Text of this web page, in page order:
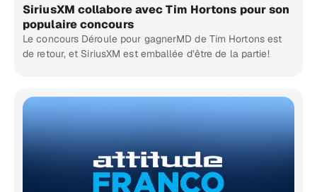
SiriusXM collabore avec Tim Hortons pour son
populaire concours
Le concours Déroule pour gagnerMD de Tim Hortons est
de retour, et SiriusXM est emballée d’être de la partie!